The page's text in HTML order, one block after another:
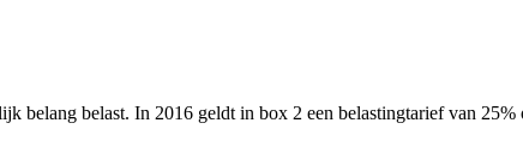
belang belast. In 2016 geldt in box 2 een belastingtarief van